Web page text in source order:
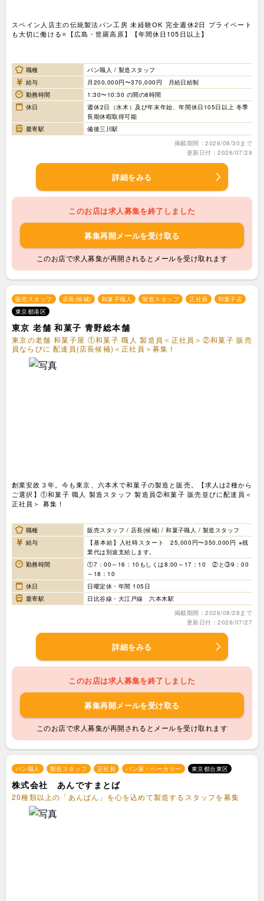
スペイン人店主の伝統製法パン工房 未経験OK 完全週休2日 プライベート
も大切に働ける⭐️【広島・世羅高原】【年間休日105日以上】
職種
パン職人 / 製造スタッフ
給与
月200,000円〜370,000円 月給日給制
勤務時間
1:30〜10:30 の間の8時間
休日
週休2日（水木）及び年末年始、年間休日105日以上 冬季
長期休暇取得可能
最寄駅
備後三川駅
掲載期間：2026/08/30まで
更新日付：2026/07/29
詳細をみる
このお店は求人募集を終了しました
募集再開メールを受け取る
このお店で求人募集が再開されるとメールを受け取れます
販売スタッフ 店長(候補) 和菓子職人 製造スタッフ 正社員
和菓子店
東京都港区
東京 老舗 和菓子 青野総本舗
東京の老舗 和菓子屋 ①和菓子 職人 製造員＜正社員＞②和菓子 販売
員ならびに 配達員(店長候補)＜正社員＞募集！
創業安政３年。今も東京、六本木で和菓子の製造と販売。【求人は2種から
ご選択】①和菓子 職人 製造スタッフ 製造員②和菓子 販売並びに配達員＜
正社員＞ 募集！
職種
販売スタッフ / 店長(候補) / 和菓子職人 / 製造スタッフ
給与
【基本給】入社時スタート 25,000円〜350,000円 ※残
業代は別途支給します。
勤務時間
①7：00～16：10もしくは8:00～17：10 ②と③9：00
～18：10
休日
日曜定休・年間 105日
最寄駅
日比谷線・大江戸線 六本木駅
掲載期間：2026/08/28まで
更新日付：2026/07/27
詳細をみる
このお店は求人募集を終了しました
募集再開メールを受け取る
このお店で求人募集が再開されるとメールを受け取れます
パン職人 製造スタッフ 正社員 パン屋・ベーカリー 東京都台東区
株式会社 あんですまとば
20種類以上の「あんぱん」を心を込めて製造するスタッフを募集